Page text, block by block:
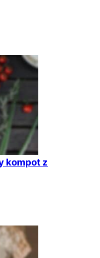
kompot z